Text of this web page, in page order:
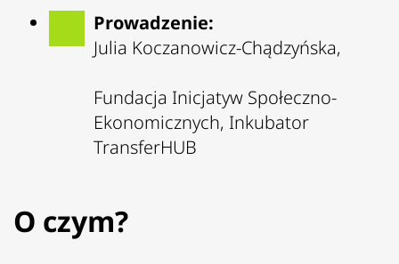
Prowadzenie:
Julia Koczanowicz-Chądzyńska,
Fundacja Inicjatyw Społeczno-
Ekonomicznych, Inkubator
TransferHUB
O czym?